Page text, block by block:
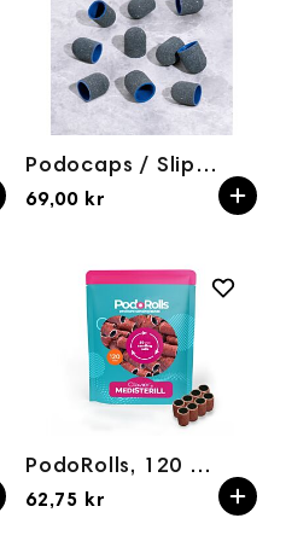
Podocaps / Slipehetter 80 grit 7mm (10stk)
69,00 kr
PodoRolls, 120 - 50pcs.
62,75 kr